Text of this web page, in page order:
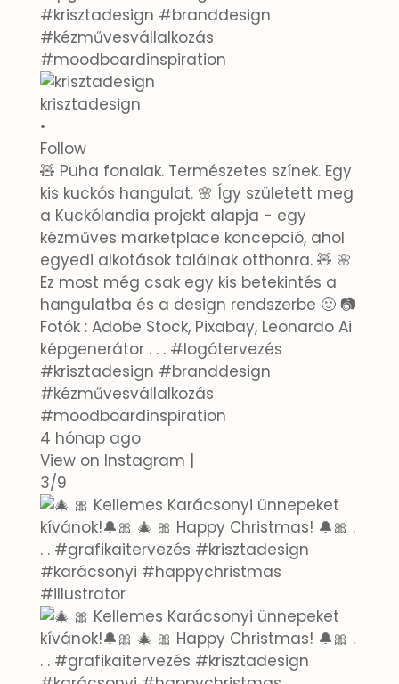
krisztadesign
•
Follow
🧸 Puha fonalak. Természetes színek. Egy
kis kuckós hangulat. 🌸 Így született meg
a Kuckólandia projekt alapja - egy
kézműves marketplace koncepció, ahol
egyedi alkotások találnak otthonra. 🧸 🌸
Ez most még csak egy kis betekintés a
hangulatba és a design rendszerbe 🙂 📷
Fotók : Adobe Stock, Pixabay, Leonardo Ai
képgenerátor . . . #logótervezés
#krisztadesign #branddesign
#kézművesvállalkozás
#moodboardinspiration
4 hónap ago
View on Instagram |
3/9